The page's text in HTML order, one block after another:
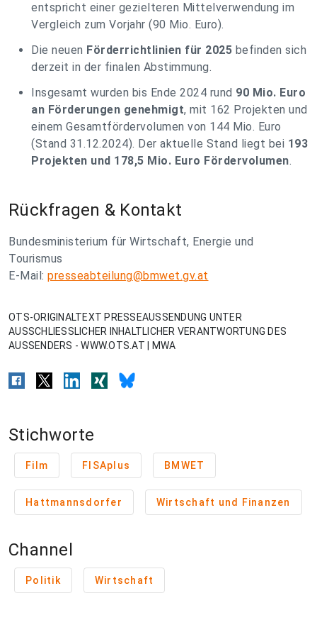
entspricht einer gezielteren Mittelverwendung im
Vergleich zum Vorjahr (90 Mio. Euro).
Die neuen Förderrichtlinien für 2025 befinden sich
derzeit in der finalen Abstimmung.
Insgesamt wurden bis Ende 2024 rund 90 Mio. Euro
an Förderungen genehmigt, mit 162 Projekten und
einem Gesamtfördervolumen von 144 Mio. Euro
(Stand 31.12.2024). Der aktuelle Stand liegt bei 193
Projekten und 178,5 Mio. Euro Fördervolumen.
Rückfragen & Kontakt
Bundesministerium für Wirtschaft, Energie und
Tourismus
E-Mail: presseabteilung@bmwet.gv.at
OTS-ORIGINALTEXT PRESSEAUSSENDUNG UNTER
AUSSCHLIESSLICHER INHALTLICHER VERANTWORTUNG DES
AUSSENDERS - WWW.OTS.AT | MWA
Stichworte
Film FISAplus BMWET
Hattmannsdorfer Wirtschaft und Finanzen
Channel
Politik Wirtschaft